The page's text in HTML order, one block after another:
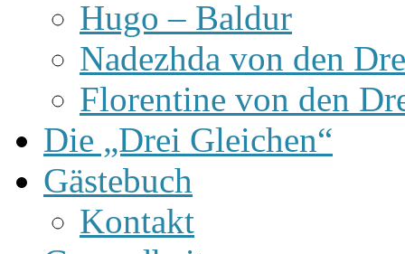
Hugo – Baldur
Nadezhda von den
Florentine von den
Die „Drei Gleichen“
Gästebuch
Kontakt